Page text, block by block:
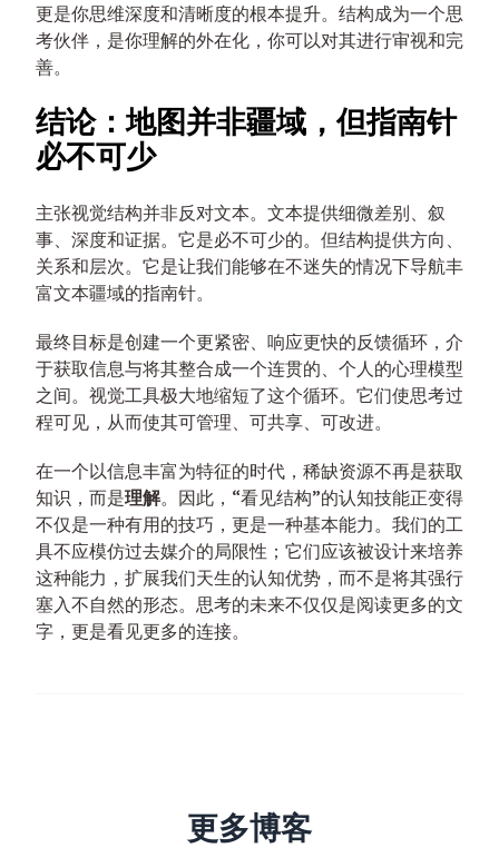
更是你思维深度和清晰度的根本提升。结构成为一个思
考伙伴，是你理解的外在化，你可以对其进行审视和完
善。
结论：地图并非疆域，但指南针
必不可少
主张视觉结构并非反对文本。文本提供细微差别、叙
事、深度和证据。它是必不可少的。但结构提供方向、
关系和层次。它是让我们能够在不迷失的情况下导航丰
富文本疆域的指南针。
最终目标是创建一个更紧密、响应更快的反馈循环，介
于获取信息与将其整合成一个连贯的、个人的心理模型
之间。视觉工具极大地缩短了这个循环。它们使思考过
程可见，从而使其可管理、可共享、可改进。
在一个以信息丰富为特征的时代，稀缺资源不再是获取
知识，而是理解。因此，“看见结构”的认知技能正变得
不仅是一种有用的技巧，更是一种基本能力。我们的工
具不应模仿过去媒介的局限性；它们应该被设计来培养
这种能力，扩展我们天生的认知优势，而不是将其强行
塞入不自然的形态。思考的未来不仅仅是阅读更多的文
字，更是看见更多的连接。
更多博客